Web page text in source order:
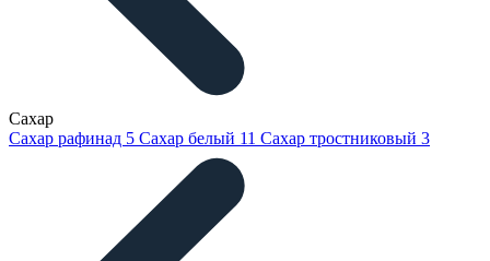
Сахар
Сахар рафинад 5 Сахар белый 11 Сахар тростниковый 3